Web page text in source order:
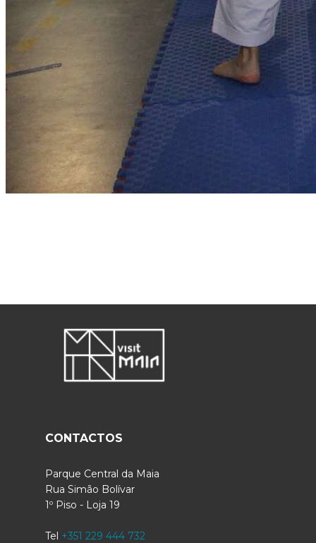
CONTACTOS
Parque Central da Maia
Rua Simão Bolívar
1º Piso - Loja 19
Tel +351 229 444 732